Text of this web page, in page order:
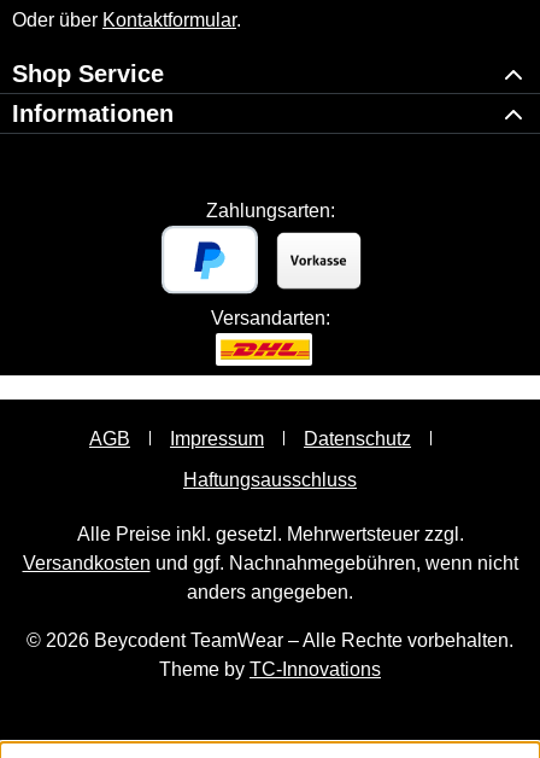
Oder über Kontaktformular.
Shop Service
Informationen
Zahlungsarten:
Versandarten:
AGB Impressum
Datenschutz
Haftungsausschluss
Alle Preise inkl. gesetzl. Mehrwertsteuer zzgl.
Versandkosten und ggf. Nachnahmegebühren, wenn nicht
anders angegeben.
© 2026 Beycodent TeamWear – Alle Rechte vorbehalten.
Theme by TC-Innovations